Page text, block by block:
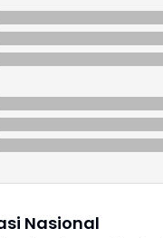
Nasional